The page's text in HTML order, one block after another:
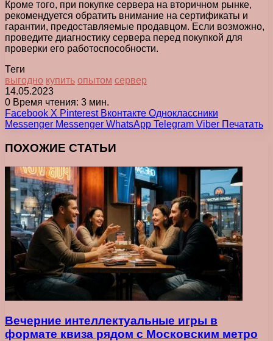
Кроме того, при покупке сервера на вторичном рынке,
рекомендуется обратить внимание на сертификаты и
гарантии, предоставляемые продавцом. Если возможно,
проведите диагностику сервера перед покупкой для
проверки его работоспособности.
Теги
выгодно купить опытом сервер
14.05.2023
0 Время чтения: 3 мин.
Facebook X Pinterest Вконтакте Одноклассники
Messenger Messenger WhatsApp Telegram Viber Печатать
ПОХОЖИЕ СТАТЬИ
Вечерние интеллектуальные игры в
формате квиза рядом с Московским метро